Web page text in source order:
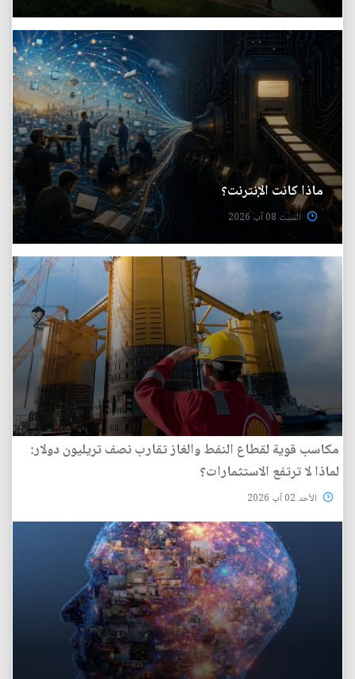
ماذا كانت الإنترنت؟
السبت 08 آب 2026
مكاسب قوية لقطاع النفط والغاز تقارب نصف تريليون دولار:
لماذا لا ترتفع الاستثمارات؟
الأحد 02 آب 2026